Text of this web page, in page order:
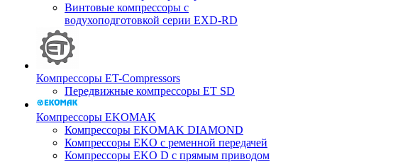
Винтовые компрессоры с
водухоподготовкой серии EXD-RD
Компрессоры ET-Compressors
Передвижные компрессоры ET SD
Компрессоры EKOMAK
Компрессоры EKOMAK DIAMOND
Компрессоры EKO c ременной передачей
Компрессоры EKO D с прямым приводом